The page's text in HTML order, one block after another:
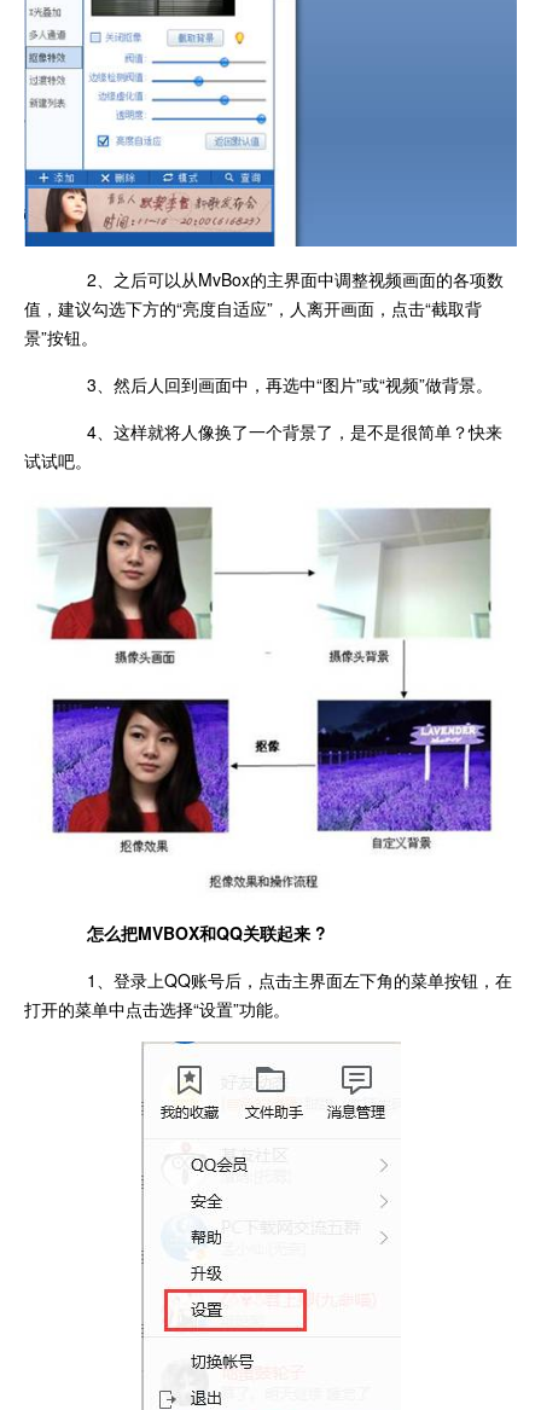
2、之后可以从MvBox的主界面中调整视频画面的各项数
值，建议勾选下方的“亮度自适应”，人离开画面，点击“截取背
景”按钮。
3、然后人回到画面中，再选中“图片”或“视频”做背景。
4、这样就将人像换了一个背景了，是不是很简单？快来
试试吧。
怎么把MVBOX和QQ关联起来 ?
1、登录上QQ账号后，点击主界面左下角的菜单按钮，在
打开的菜单中点击选择“设置”功能。